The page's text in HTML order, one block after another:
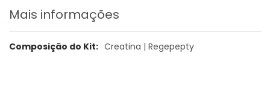
Mais informações
Mais
Creatina | Regepepty